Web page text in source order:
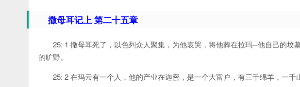
撒母耳记上 第二十五章
25: 1 撒母耳死了，以色列众人聚集，为他哀哭，将他葬在拉玛─他自己的坟
的旷野。
25: 2 在玛云有一个人，他的产业在迦密，是一个大富户，有三千绵羊，一千